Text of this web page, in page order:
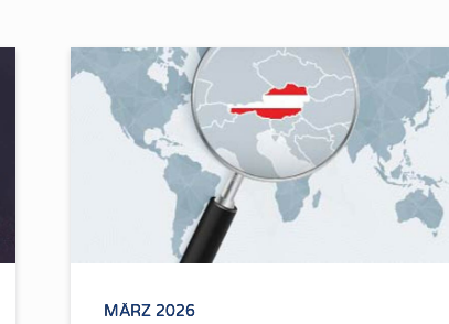
MÄRZ 2026